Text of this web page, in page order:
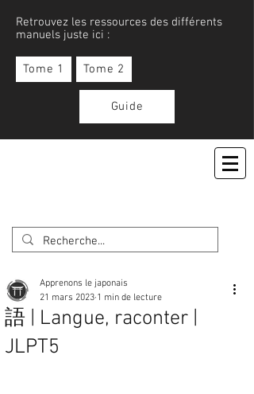
Retrouvez les ressources des différents
manuels juste ici :
Tome 1 Tome 2
Guide
語 | Langue, raconter |
JLPT5
Apprenons le japonais
21 mars 2023 1 min de lecture